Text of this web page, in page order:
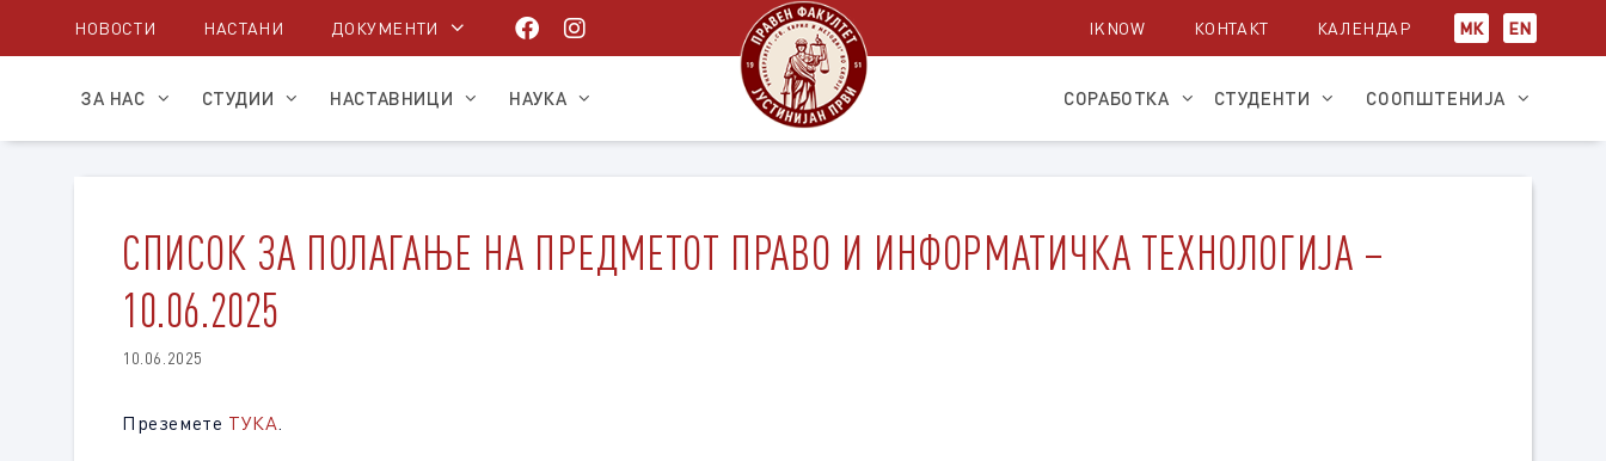
НОВОСТИ НАСТАНИ ДОКУМЕНТИ IKNOW КОНТАКТ КАЛЕНДАР МК EN
ЗА НАС СТУДИИ НАСТАВНИЦИ НАУКА СОРАБОТКА СТУДЕНТИ СООПШТЕНИЈА
СПИСОК ЗА ПОЛАГАЊЕ НА ПРЕДМЕТОТ ПРАВО И ИНФОРМАТИЧКА ТЕХНОЛОГИЈА –
10.06.2025
10.06.2025
Преземете ТУКА.